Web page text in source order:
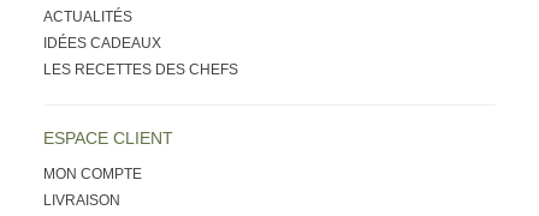
ACTUALITÉS
IDÉES CADEAUX
LES RECETTES DES CHEFS
ESPACE CLIENT
MON COMPTE
LIVRAISON